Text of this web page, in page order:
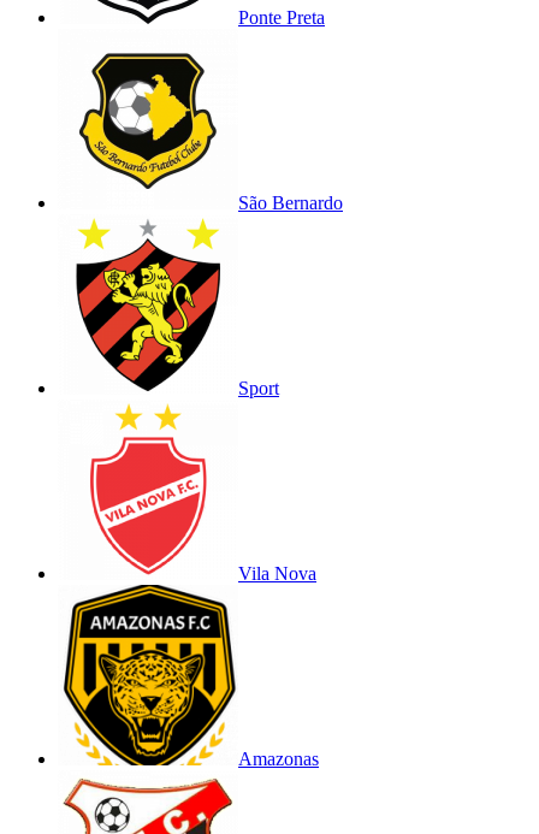
Ponte Preta
São Bernardo
Sport
Vila Nova
Amazonas